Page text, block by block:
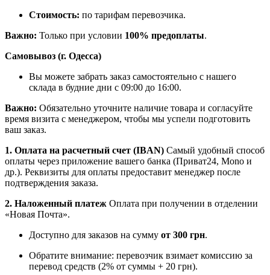
Стоимость: по тарифам перевозчика.
Важно: Только при условии 100% предоплаты.
Самовывоз (г. Одесса)
Вы можете забрать заказ самостоятельно с нашего
склада в будние дни с 09:00 до 16:00.
Важно: Обязательно уточните наличие товара и согласуйте
время визита с менеджером, чтобы мы успели подготовить
ваш заказ.
1. Оплата на расчетный счет (IBAN) Самый удобный способ
оплаты через приложение вашего банка (Приват24, Mono и
др.). Реквизиты для оплаты предоставит менеджер после
подтверждения заказа.
2. Наложенный платеж Оплата при получении в отделении
«Новая Почта».
Доступно для заказов на сумму от 300 грн.
Обратите внимание: перевозчик взимает комиссию за
перевод средств (2% от суммы + 20 грн).